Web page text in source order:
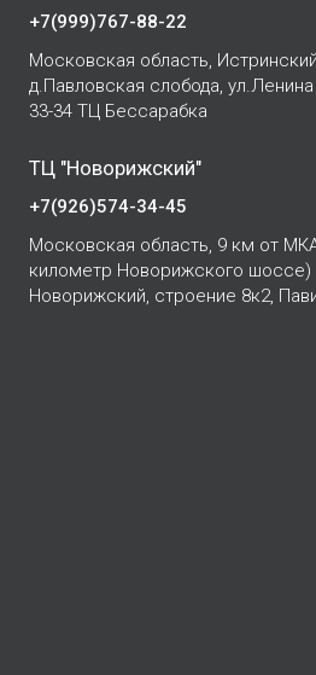
+7(999)767-88-22
Московская область,
д.Павловская слобода,
33-34 ТЦ Бессарабка
ТЦ "Новорижский"
+7(926)574-34-45
Московская область, 9 км от
километр Новорижского
Новорижский, строение 8к2,